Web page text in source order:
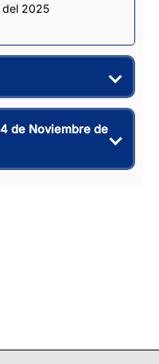
del 2025
4 de Noviembre de